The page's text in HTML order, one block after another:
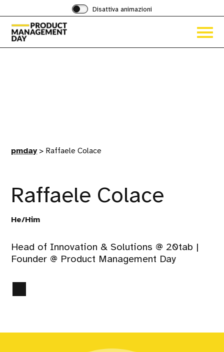
Disattiva animazioni
Accedi
menu
pmday > Raffaele Colace
Raffaele Colace
He/Him
Head of Innovation & Solutions @ 20tab |
Founder @ Product Management Day